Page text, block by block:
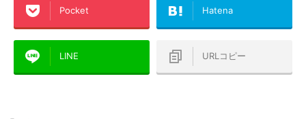
Pocket Hatena
LINE URLコピー